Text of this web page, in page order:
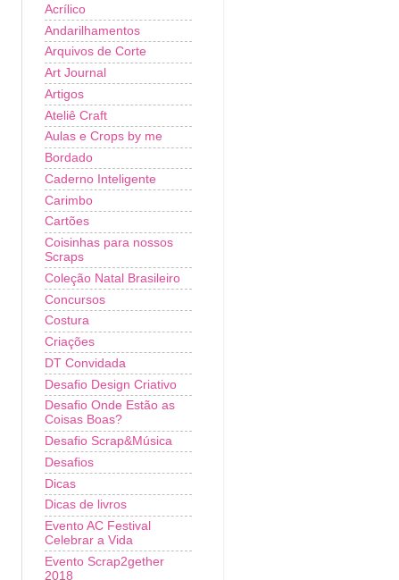
Acrílico
Andarilhamentos
Arquivos de Corte
Art Journal
Artigos
Ateliê Craft
Aulas e Crops by me
Bordado
Caderno Inteligente
Carimbo
Cartões
Coisinhas para nossos
Scraps
Coleção Natal Brasileiro
Concursos
Costura
Criações
DT Convidada
Desafio Design Criativo
Desafio Onde Estão as
Coisas Boas?
Desafio Scrap&Música
Desafios
Dicas
Dicas de livros
Evento AC Festival
Celebrar a Vida
Evento Scrap2gether
2018